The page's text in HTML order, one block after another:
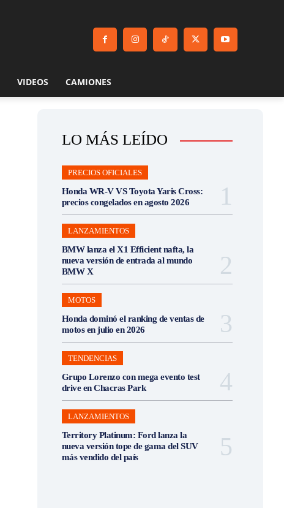
VIDEOS CAMIONES
LO MÁS LEÍDO
PRECIOS OFICIALES
Honda WR-V VS Toyota Yaris Cross:
precios congelados en agosto 2026
LANZAMIENTOS
BMW lanza el X1 Efficient nafta, la
nueva versión de entrada al mundo
BMW X
MOTOS
Honda dominó el ranking de ventas de
motos en julio en 2026
TENDENCIAS
Grupo Lorenzo con mega evento test
drive en Chacras Park
LANZAMIENTOS
Territory Platinum: Ford lanza la
nueva versión tope de gama del SUV
más vendido del país